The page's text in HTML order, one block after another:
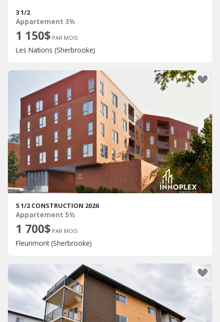
3 1/2
Appartement 3½
1 150$ PAR MOIS
Les Nations (Sherbrooke)
5 1/2 CONSTRUCTION 2026
Appartement 5½
1 700$ PAR MOIS
Fleurimont (Sherbrooke)